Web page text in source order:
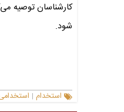
کارشناسان توصیه
شود.
استخدام |